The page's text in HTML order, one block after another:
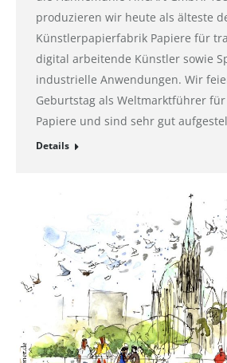
produzieren wir heute als älteste
Künstlerpapierfabrik Papiere für
digital arbeitende Künstler sowie
industrielle Anwendungen. Wir
Geburtstag als Weltmarktführer
Papiere und sind sehr gut
Details